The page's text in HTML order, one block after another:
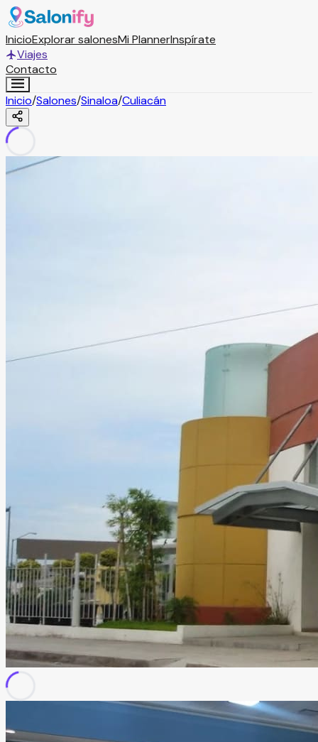
InicioExplorar salonesMi PlannerInspírate
Viajes
Contacto
Inicio/Salones/Sinaloa/Culiacán